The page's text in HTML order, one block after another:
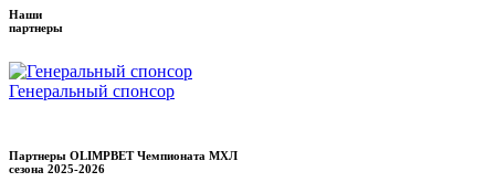
Наши
партнеры
Генеральный спонсор
Партнеры OLIMPBET Чемпионата МХЛ
сезона 2025-2026